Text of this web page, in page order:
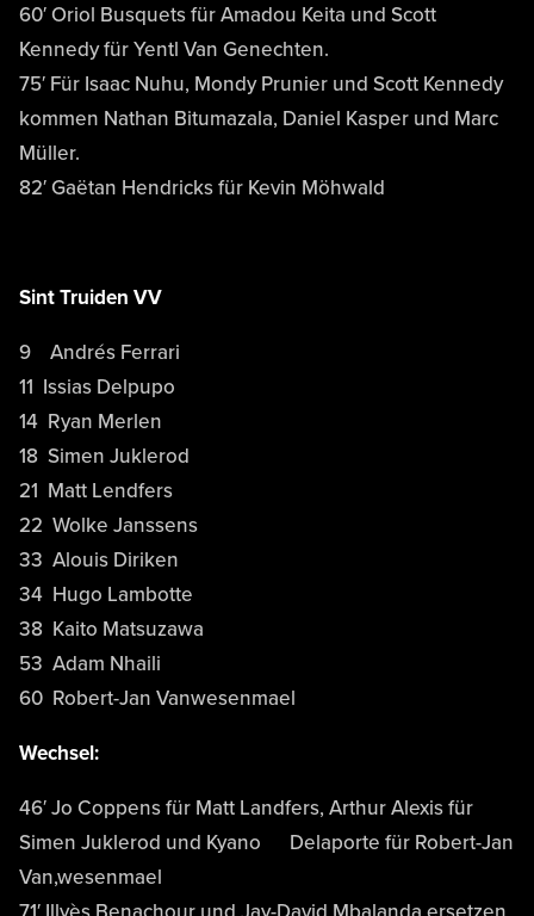
60′ Oriol Busquets für Amadou Keita und Scott
Kennedy für Yentl Van Genechten.
75′ Für Isaac Nuhu, Mondy Prunier und Scott Kennedy
kommen Nathan Bitumazala, Daniel Kasper und Marc
Müller.
82′ Gaëtan Hendricks für Kevin Möhwald
Sint Truiden VV
9 Andrés Ferrari
11 Issias Delpupo
14 Ryan Merlen
18 Simen Juklerod
21 Matt Lendfers
22 Wolke Janssens
33 Alouis Diriken
34 Hugo Lambotte
38 Kaito Matsuzawa
53 Adam Nhaili
60 Robert-Jan Vanwesenmael
Wechsel:
46′ Jo Coppens für Matt Landfers, Arthur Alexis für
Simen Juklerod und Kyano Delaporte für Robert-Jan
Van,wesenmael